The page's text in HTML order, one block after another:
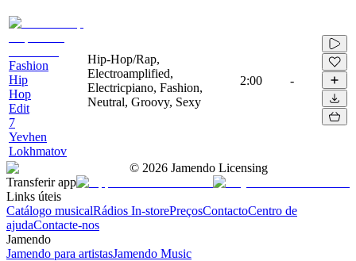
Fashion
Hip
Hop
Edit
7
Yevhen
Lokhmatov
Hip-Hop/Rap,
Electroamplified,
Electricpiano, Fashion,
Neutral, Groovy, Sexy
2:00 -
© 2026 Jamendo Licensing
Transferir app
Links úteis
Catálogo musicalRádios In-storePreçosContactoCentro de
ajudaContacte-nos
Jamendo
Jamendo para artistasJamendo Music